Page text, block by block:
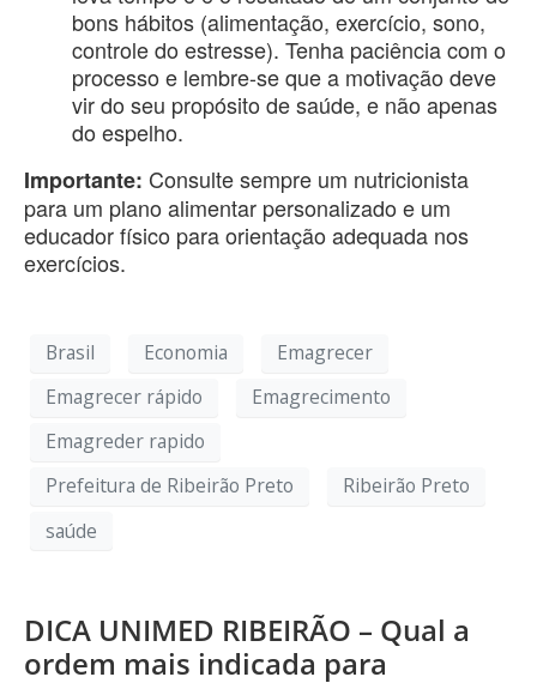
bons hábitos (alimentação, exercício, sono,
controle do estresse). Tenha paciência com o
processo e lembre-se que a motivação deve
vir do seu propósito de saúde, e não apenas
do espelho.
Importante: Consulte sempre um nutricionista
para um plano alimentar personalizado e um
educador físico para orientação adequada nos
exercícios.
Brasil Economia
Emagrecer
Emagrecer rápido
Emagrecimento
Emagreder rapido
Prefeitura de Ribeirão Preto
Ribeirão Preto
saúde
DICA UNIMED RIBEIRÃO – Qual a
ordem mais indicada para